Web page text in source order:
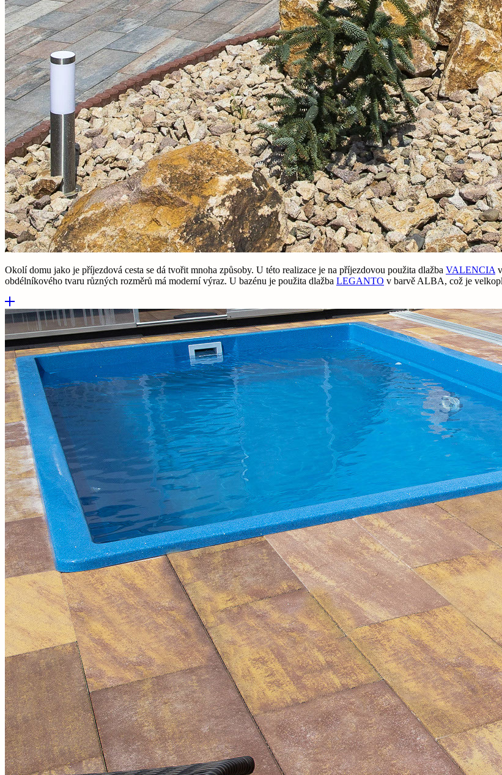
Okolí domu jako je příjezdová cesta se dá tvořit mnoha způsoby. U této realizace je na příjezdovou použita dlažba VALENCIA
obdélníkového tvaru různých rozměrů má moderní výraz. U bazénu je použita dlažba LEGANTO v barvě ALBA, což je